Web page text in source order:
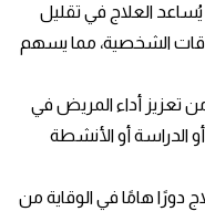
يُساعد العلاج في تقليل
الشخصية، مما يسهم
تعزيز أداء المريض في
الدراسة أو الأنشطة
دورًا هامًا في الوقاية من